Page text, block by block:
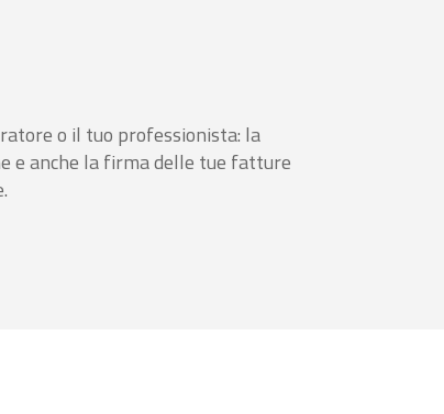
o il tuo professionista: la
e anche la firma delle tue fatture